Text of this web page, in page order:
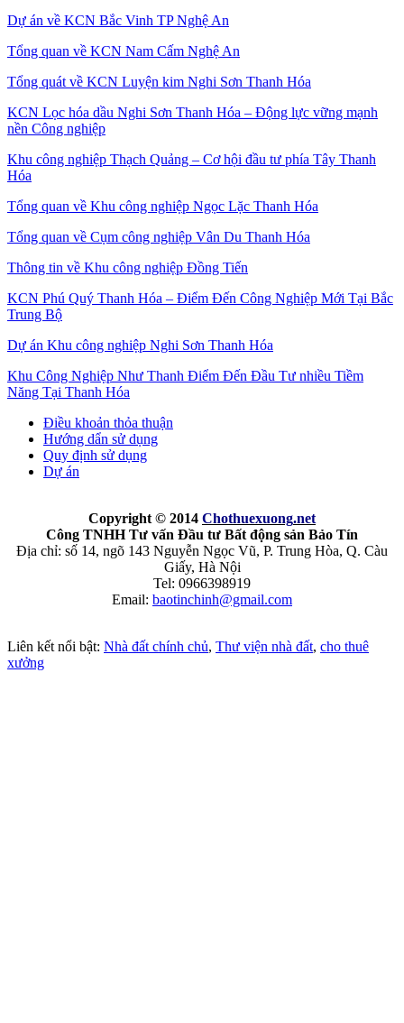
Dự án về KCN Bắc Vinh TP Nghệ An
Tổng quan về KCN Nam Cấm Nghệ An
Tổng quát về KCN Luyện kim Nghi Sơn Thanh Hóa
KCN Lọc hóa dầu Nghi Sơn Thanh Hóa – Động lực vững mạnh
nền Công nghiệp
Khu công nghiệp Thạch Quảng – Cơ hội đầu tư phía Tây Thanh
Hóa
Tổng quan về Khu công nghiệp Ngọc Lặc Thanh Hóa
Tổng quan về Cụm công nghiệp Vân Du Thanh Hóa
Thông tin về Khu công nghiệp Đồng Tiến
KCN Phú Quý Thanh Hóa – Điểm Đến Công Nghiệp Mới Tại Bắc
Trung Bộ
Dự án Khu công nghiệp Nghi Sơn Thanh Hóa
Khu Công Nghiệp Như Thanh Điểm Đến Đầu Tư nhiều Tiềm
Năng Tại Thanh Hóa
Điều khoản thỏa thuận
Hướng dẩn sử dụng
Quy định sử dụng
Dự án
Copyright © 2014 Chothuexuong.net
Công TNHH Tư vấn Đầu tư Bất động sản Bảo Tín
Địa chỉ: số 14, ngõ 143 Nguyễn Ngọc Vũ, P. Trung Hòa, Q. Càu
Giấy, Hà Nội
Tel: 0966398919
Email: baotinchinh@gmail.com
Liên kết nổi bật: Nhà đất chính chủ, Thư viện nhà đất, cho thuê
xưởng